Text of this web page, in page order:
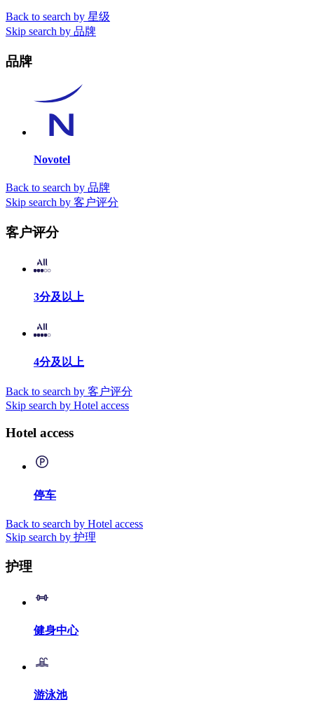
Back to search by 星级
Skip search by 品牌
品牌
Novotel
Back to search by 品牌
Skip search by 客户评分
客户评分
3分及以上
4分及以上
Back to search by 客户评分
Skip search by Hotel access
Hotel access
停车
Back to search by Hotel access
Skip search by 护理
护理
健身中心
游泳池